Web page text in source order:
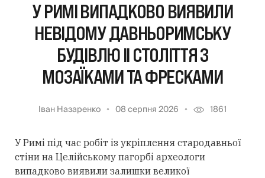
У РИМІ ВИПАДКОВО ВИЯВИЛИ
НЕВІДОМУ ДАВНЬОРИМСЬКУ
БУДІВЛЮ II СТОЛІТТЯ З
МОЗАЇКАМИ ТА ФРЕСКАМИ
Іван Назаренко 08 серпня 2026 1861
У Римі під час робіт із укріплення стародавньої
стіни на Целійському пагорбі археологи
випадково виявили залишки великої